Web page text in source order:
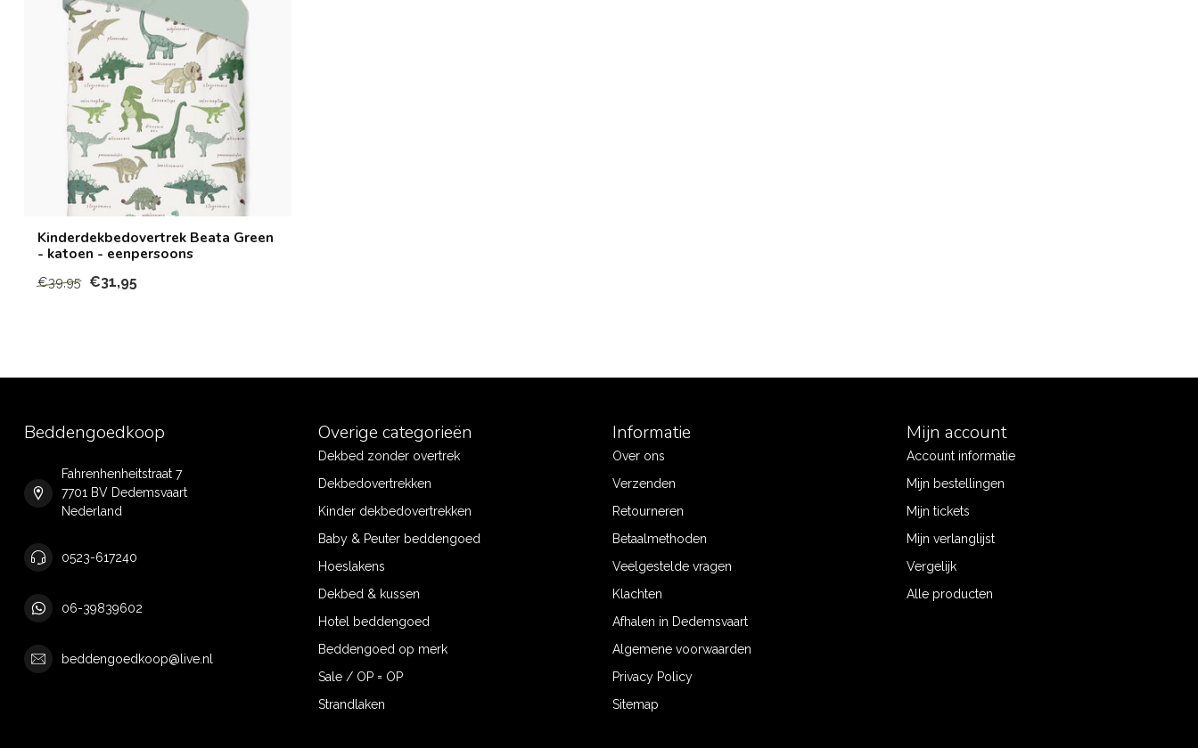
Kinderdekbedovertrek Beata Green
- katoen - eenpersoons
€39,95 €31,95
Beddengoedkoop
Fahrenhenheitstraat 7
7701 BV Dedemsvaart
Nederland
0523-617240
06-39839602
beddengoedkoop@live.nl
Overige categorieën
Dekbed zonder overtrek
Dekbedovertrekken
Kinder dekbedovertrekken
Baby & Peuter beddengoed
Hoeslakens
Dekbed & kussen
Hotel beddengoed
Beddengoed op merk
Sale / OP = OP
Strandlaken
Informatie
Over ons
Verzenden
Retourneren
Betaalmethoden
Veelgestelde vragen
Klachten
Afhalen in Dedemsvaart
Algemene voorwaarden
Privacy Policy
Sitemap
Mijn account
Account informatie
Mijn bestellingen
Mijn tickets
Mijn verlanglijst
Vergelijk
Alle producten